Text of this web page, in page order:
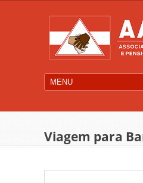
Viagem para